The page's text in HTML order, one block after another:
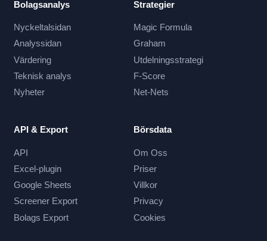
Bolagsanalys
Nyckeltalsidan
Analyssidan
Värdering
Teknisk analys
Nyheter
Strategier
Magic Formula
Graham
Utdelningsstrategi
F-Score
Net-Nets
API & Export
API
Excel-plugin
Google Sheets
Screener Export
Bolags Export
Börsdata
Om Oss
Priser
Villkor
Privacy
Cookies